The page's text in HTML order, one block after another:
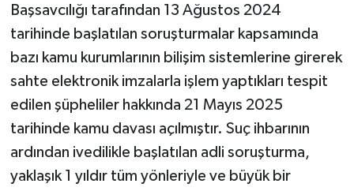
Başsavcılığı tarafından 13 Ağustos 2024
tarihinde başlatılan soruşturmalar kapsamında
bazı kamu kurumlarının bilişim sistemlerine girerek
sahte elektronik imzalarla işlem yaptıkları tespit
edilen şüpheliler hakkında 21 Mayıs 2025
tarihinde kamu davası açılmıştır. Suç ihbarının
ardından ivedilikle başlatılan adli soruşturma,
yaklaşık 1 yıldır tüm yönleriyle ve büyük bir